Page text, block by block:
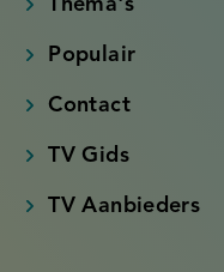
Thema's
Populair
Contact
TV Gids
TV Aanbieders